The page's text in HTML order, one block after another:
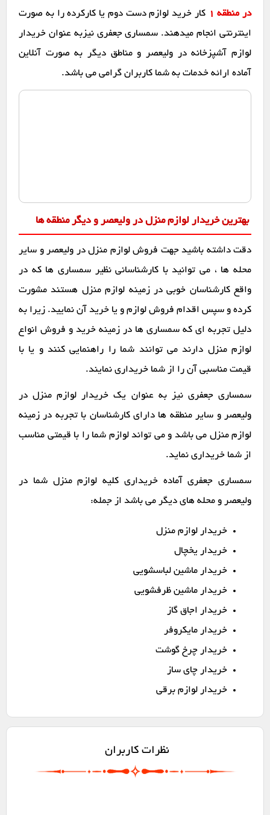
در منطقه 1
کار خرید لوازم دست دوم یا کارکرده را به صورت
اینترنتی انجام میدهند. سمساری جعفری نیزبه عنوان خریدار
لوازم آشپزخانه در ولیعصر و مناطق دیگر به صورت آنلاین
آماده ارائه خدمات به شما کاربران گرامی می باشد.
بهترین خریدار لوازم منزل در ولیعصر و دیگر منطقه ها
دقت داشته باشید جهت فروش لوازم منزل در ولیعصر و سایر
محله ها ، می توانید با کارشناسانی نظیر سمساری ها که در
واقع کارشناسان خوبی در زمینه لوازم منزل هستند مشورت
کرده و سپس اقدام فروش لوازم و یا خرید آن نمایید. زیرا به
دلیل تجربه ای که سمساری ها در زمینه خرید و فروش انواع
لوازم منزل دارند می توانند شما را راهنمایی کنند و یا با
قیمت مناسبی آن را از شما خریداری نمایند.
سمساری جعفری نیز به عنوان یک خریدار لوازم منزل در
ولیعصر و سایر منطقه ها دارای کارشناسان با تجربه در زمینه
لوازم منزل می باشد و می تواند لوازم شما را با قیمتی مناسب
از شما خریداری نماید.
سمساری جعفری آماده خریداری کلیه لوازم منزل شما در
ولیعصر و محله های دیگر می باشد از جمله:
خریدار لوازم منزل
خریدار یخچال
خریدار ماشین لباسشویی
خریدار ماشین ظرفشویی
خریدار اجاق گاز
خریدار مایکروفر
خریدار چرخ گوشت
خریدار چای ساز
خریدار لوازم برقی
نظرات کاربران